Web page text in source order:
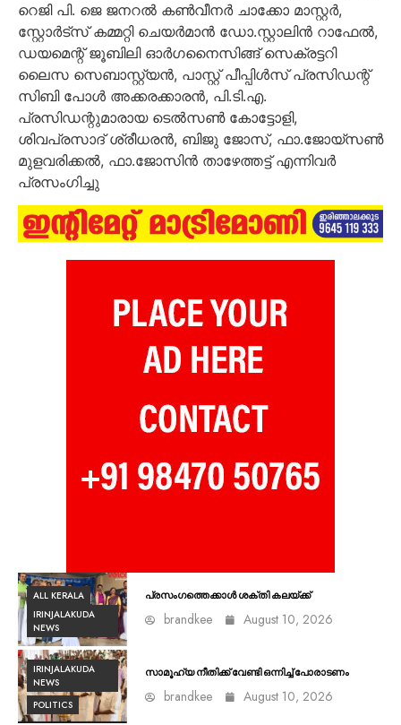
റെജി പി. ജെ ജനറൽ കൺവീനർ ചാക്കോ മാസ്റ്റർ,
സ്റ്റോർട്സ് കമ്മറ്റി ചെയർമാൻ ഡോ.സ്റ്റാലിൻ റാഫേൽ,
ഡയമെന്റ് ജൂബിലി ഓർഗനൈസിങ്ങ് സെക്രട്ടറി
ലൈസ സെബാസ്റ്റ്യൻ, പാസ്റ്റ് പീപ്പിൾസ് പ്രസിഡന്റ്
സിബി പോൾ അക്കരക്കാരൻ, പി.ടി.എ.
പ്രസിഡന്റുമാരായ ടെൽസൺ കോട്ടോളി,
ശിവപ്രസാദ് ശ്രീധരൻ, ബിജു ജോസ്, ഫാ.ജോയ്സൺ
മുളവരിക്കൽ, ഫാ.ജോസിൻ താഴേത്തട്ട് എന്നിവർ
പ്രസംഗിച്ചു
ALL KERALA
IRINJALAKUDA
NEWS
പ്രസംഗത്തെക്കാൾ ശക്തി കലയ്ക്ക്
brandkee August 10, 2026
IRINJALAKUDA
NEWS
POLITICS
സാമൂഹ്യ നീതിക്ക് വേണ്ടി ഒന്നിച്ച് പോരാടണം
brandkee August 10, 2026